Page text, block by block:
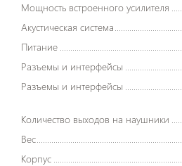
Мощность встроенного усилителя
Акустическая система
Питание
Разъемы и интерфейсы
Разъемы и интерфейсы
Количество выходов на наушники
Вес
Корпус